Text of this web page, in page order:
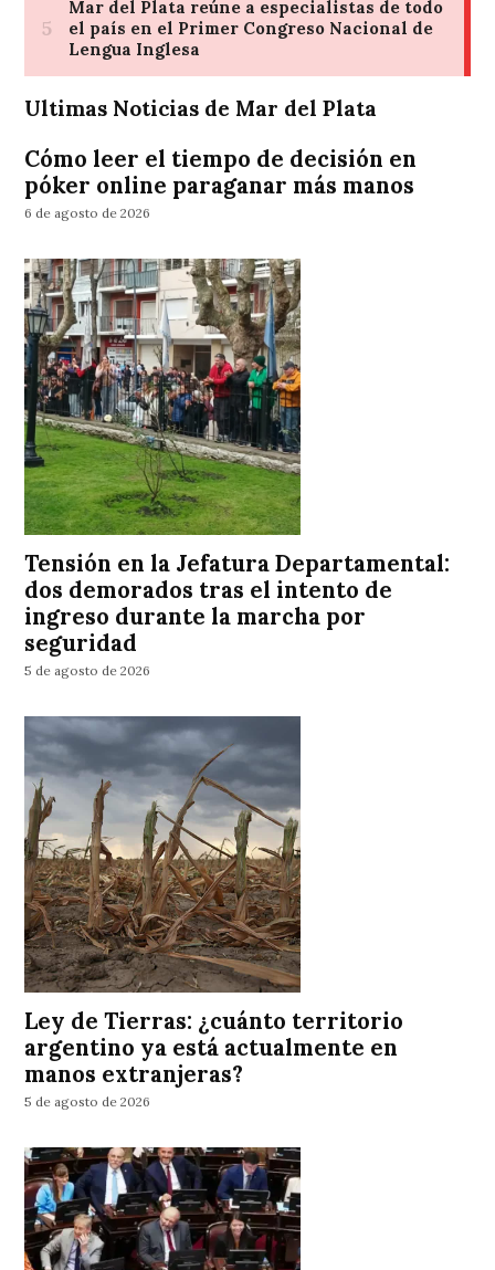
Ultimas Noticias de Mar del Plata
Cómo leer el tiempo de decisión en
póker online paraganar más manos
6 de agosto de 2026
Tensión en la Jefatura Departamental:
dos demorados tras el intento de
ingreso durante la marcha por
seguridad
5 de agosto de 2026
Ley de Tierras: ¿cuánto territorio
argentino ya está actualmente en
manos extranjeras?
5 de agosto de 2026